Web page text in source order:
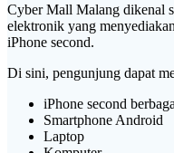
Cyber Mall Malang dikenal
elektronik yang
iPhone second.
Di sini, pengunjung dapat
iPhone second
Smartphone Android
Laptop